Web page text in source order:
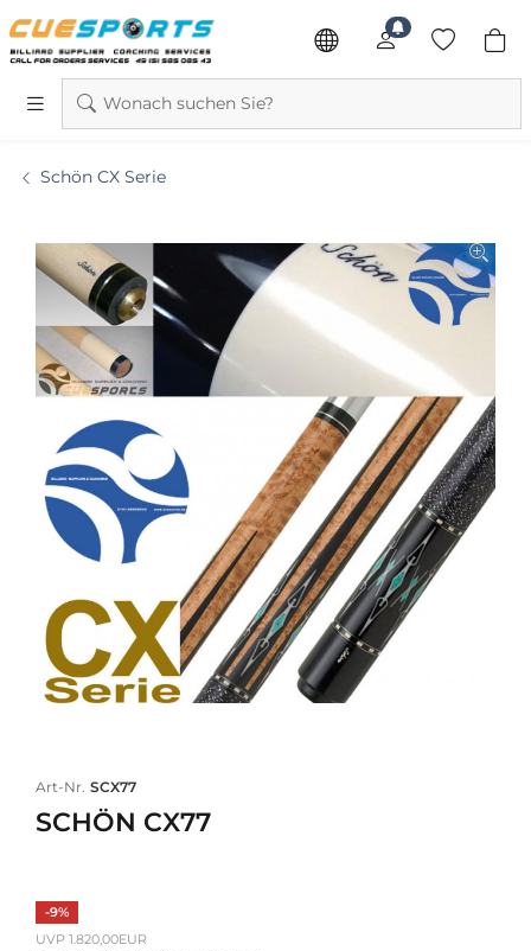
Wonach suchen Sie?
Schön CX Serie
Art-Nr. SCX77
SCHÖN CX77
-9%
UVP 1.820,00EUR